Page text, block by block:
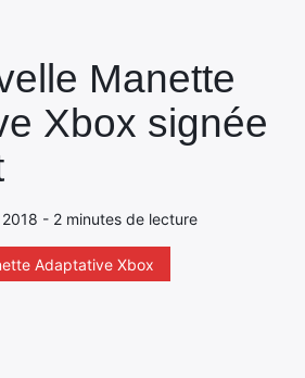
Manette
Xbox signée
- 2 minutes de lecture
Adaptative Xbox